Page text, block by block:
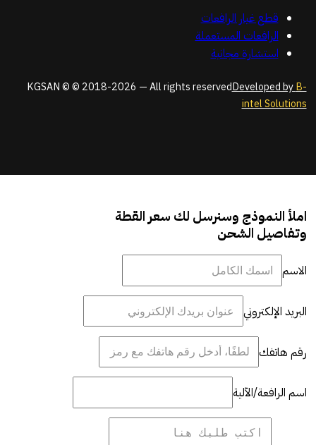
قطع غيار الرافعات
الرافعات المستعملة
استشارة مجانية
KGSAN © © 2018-2026 — All rights reservedDeveloped byB-
intel Solutions
املأ النموذج وسنرسل لك سعر القطة
وتفاصيل الشحن
الاسم
البريد الإلكتروني
رقم هاتفك
اسم الرافعة/الآلية